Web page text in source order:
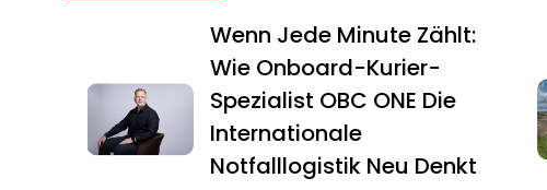
Wenn Jede Minute Zählt:
Wie Onboard-Kurier-
Spezialist OBC ONE Die
Internationale
Notfalllogistik Neu Denkt